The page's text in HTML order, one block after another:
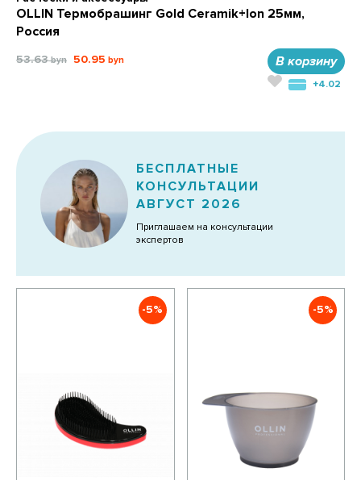
OLLIN Термобрашинг Gold Ceramik+Ion 25мм,
Россия
53.63 50.95 В корзину
+4.02
БЕСПЛАТНЫЕ
КОНСУЛЬТАЦИИ
АВГУСТ 2026
Приглашаем на консультации
экспертов
-5% -5%